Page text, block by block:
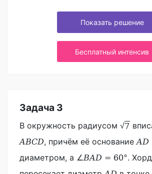
Показать решение
Бесплатный интенсив
Задача 3
В окружность радиусом √7
ABCD, причём её основаниеAD
диаметром, а ∠BAD = 60°.